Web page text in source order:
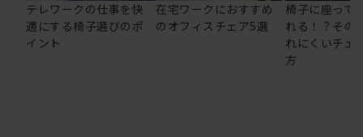
テレワークの仕事を快
適にする椅子選びのポ
イント
在宅ワークにおすすめ
のオフィスチェア5選
椅子に座って
れる！？その
れにくいチェ
方